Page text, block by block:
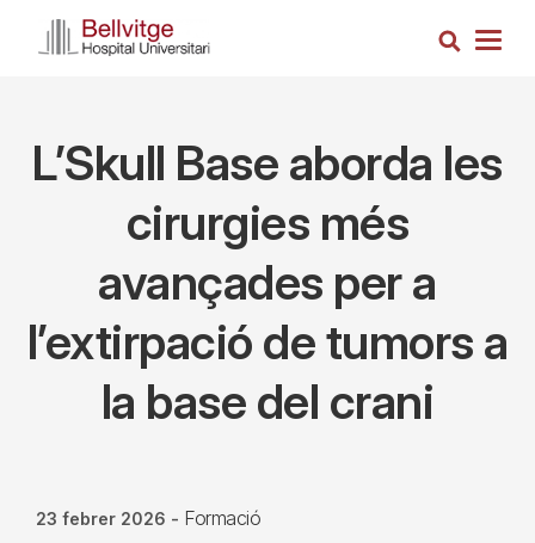
Cerca
L’Skull Base aborda les
cirurgies més
avançades per a
l’extirpació de tumors a
la base del crani
23 febrer 2026 - Formació